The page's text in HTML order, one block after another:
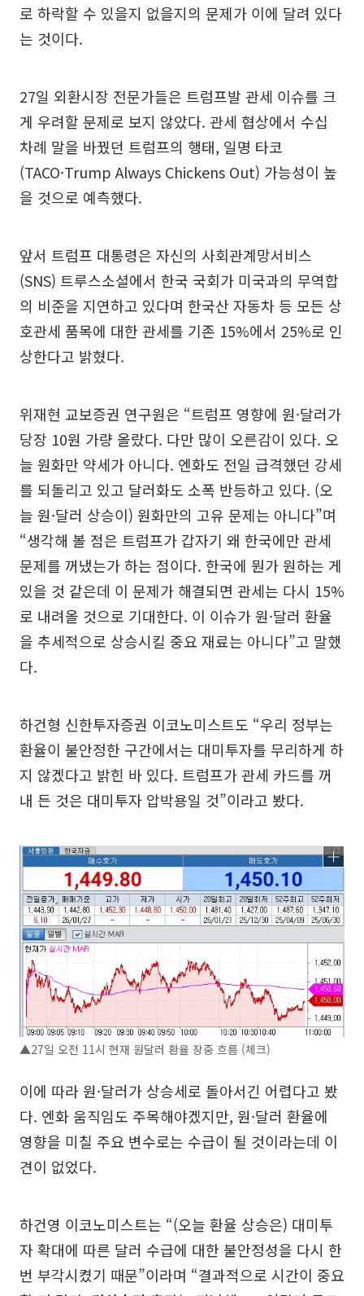
로 하락할 수 있을지 없을지의 문제가 이에 달려 있다
는 것이다.
27일 외환시장 전문가들은 트럼프발 관세 이슈를 크
게 우려할 문제로 보지 않았다. 관세 협상에서 수십
차례 말을 바꿨던 트럼프의 행태, 일명 타코
(TACO·Trump Always Chickens Out) 가능성이 높
을 것으로 예측했다.
앞서 트럼프 대통령은 자신의 사회관계망서비스
(SNS) 트루스소셜에서 한국 국회가 미국과의 무역합
의 비준을 지연하고 있다며 한국산 자동차 등 모든 상
호관세 품목에 대한 관세를 기존 15%에서 25%로 인
상한다고 밝혔다.
위재현 교보증권 연구원은 “트럼프 영향에 원·달러가
당장 10원 가량 올랐다. 다만 많이 오른감이 있다. 오
늘 원화만 약세가 아니다. 엔화도 전일 급격했던 강세
를 되돌리고 있고 달러화도 소폭 반등하고 있다. (오
늘 원·달러 상승이) 원화만의 고유 문제는 아니다”며
“생각해 볼 점은 트럼프가 갑자기 왜 한국에만 관세
문제를 꺼냈는가 하는 점이다. 한국에 뭔가 원하는 게
있을 것 같은데 이 문제가 해결되면 관세는 다시 15%
로 내려올 것으로 기대한다. 이 이슈가 원·달러 환율
을 추세적으로 상승시킬 중요 재료는 아니다”고 말했
다.
하건형 신한투자증권 이코노미스트도 “우리 정부는
환율이 불안정한 구간에서는 대미투자를 무리하게 하
지 않겠다고 밝힌 바 있다. 트럼프가 관세 카드를 꺼
내 든 것은 대미투자 압박용일 것”이라고 봤다.
▲27일 오전 11시 현재 원달러 환율 장중 흐름 (체크)
이에 따라 원·달러가 상승세로 돌아서긴 어렵다고 봤
다. 엔화 움직임도 주목해야겠지만, 원·달러 환율에
영향을 미칠 주요 변수로는 수급이 될 것이라는데 이
견이 없었다.
하건영 이코노미스트는 “(오늘 환율 상승은) 대미투
자 확대에 따른 달러 수급에 대한 불안정성을 다시 한
번 부각시켰기 때문”이라며 “결과적으로 시간이 중요